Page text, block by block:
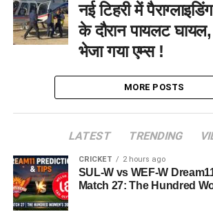
नई टिहरी में
के दौरान पायलट
भेजा गया एम्स !
MORE POSTS
LATEST TRENDING
CRICKET 2 hours ago
SUL-W vs WEF-W
Match 27: The Hundred